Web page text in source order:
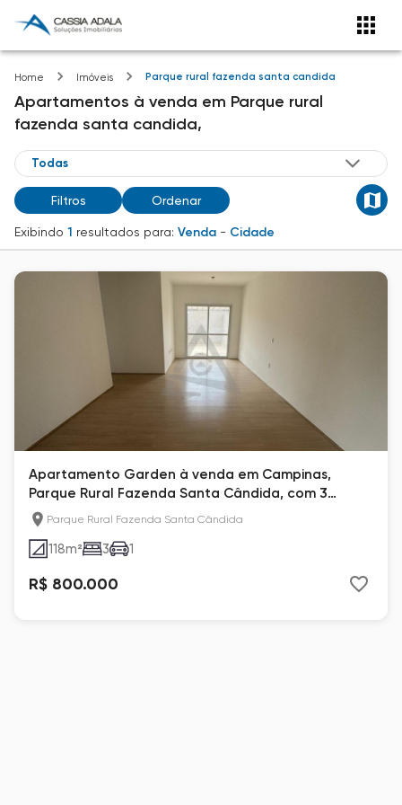
Home Imóveis Parque rural fazenda santa candida
Apartamentos à venda em Parque rural
fazenda santa candida,
Filtros Ordenar
Exibindo 1 resultados para: Venda - Cidade
Apartamento Garden à venda em Campinas,
Parque Rural Fazenda Santa Cândida, com 3
quartos
Parque Rural Fazenda Santa Cândida
118m² 3 1
R$ 800.000